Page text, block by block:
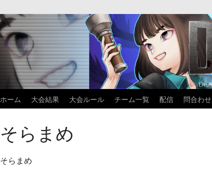
ホーム 大会結果 大会ルール チーム一覧 配信 問合わせ
そらまめ
そらまめ